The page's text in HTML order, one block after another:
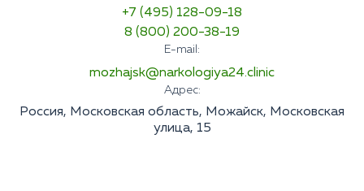
+7 (495) 128-09-18
8 (800) 200-38-19
E-mail:
mozhajsk@narkologiya24.clinic
Адрес:
Россия, Московская область, Можайск, Московская
улица, 15